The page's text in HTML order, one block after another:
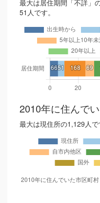
最大は居住期間「不詳」
51人です。
2010年に住んで
最大は現住所の1,129人で